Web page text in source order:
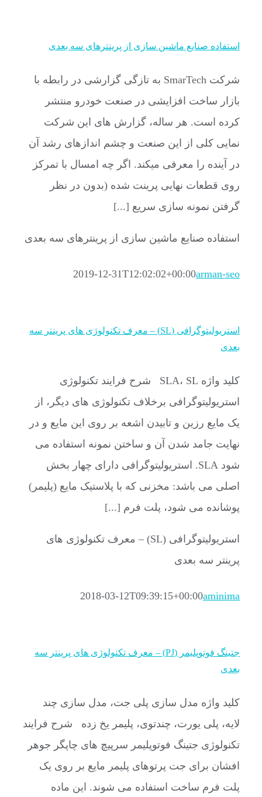
استفاده صنایع ماشین سازی از پرینترهای سه بعدی
شرکت SmarTech به تازگی گزارشی در رابطه با
بازار ساخت افزایشی در صنعت خودرو منتشر
کرده است. هر ساله، گزارش های این شرکت
نمایی کلی از این صنعت و چشم اندازهای رشد آن
در آینده را معرفی میکند. اگر چه امسال با تمرکز
روی قطعات نهایی پرینت شده (بدون در نظر
گرفتن نمونه سازی سریع [...]
استفاده صنایع ماشین سازی از پرینترهای سه بعدی
arman-seo
2019-12-31T12:02:02+00:00
استریولیتوگرافی (SL) – معرف تکنولوژی های پرینتر سه
بعدی
کلید واژه SLA، SL شرح فرایند تکنولوژی
استریولیتوگرافی برخلاف تکنولوژی های دیگر، از
یک مایع رزین و تابیدن اشعه بر روی این مایع و در
نهایت جامد شدن آن و ساختن نمونه استفاده می
شود SLA. استریولیتوگرافی دارای چهار بخش
اصلی می باشد: مخزنی که با پلاستیک مایع (پلیمر)
پوشانده می شود، پلت فرم [...]
استریولیتوگرافی (SL) – معرف تکنولوژی های
پرینتر سه بعدی
aminima
2018-03-12T09:39:15+00:00
جتینگ فوتوپلیمر (PJ) – معرف تکنولوژی های پرینتر سه
بعدی
کلید واژه مدل سازی پلی جت، مدل سازی چند
لایه، پلی یورت، چندتوی، پلیمر یخ زده شرح فرایند
تکنولوژی جتینگ فوتوپلیمر سرپیچ های چاپگر جوهر
افشان برای جت پرتوهای پلیمر مایع بر روی یک
پلت فرم ساخت استفاده می شوند. این ماده